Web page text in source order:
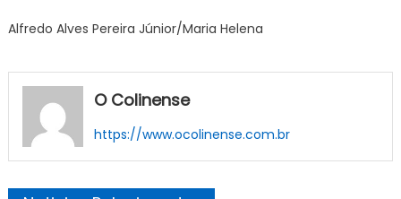
Alfredo Alves Pereira Júnior/Maria Helena
O Colinense
https://www.ocolinense.com.br